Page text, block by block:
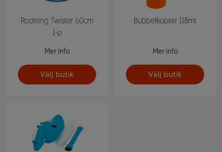
Rockring Twister 60cm
1-p
Mer info
Välj butik
Bubbelkopter 118ml
Mer info
Välj butik